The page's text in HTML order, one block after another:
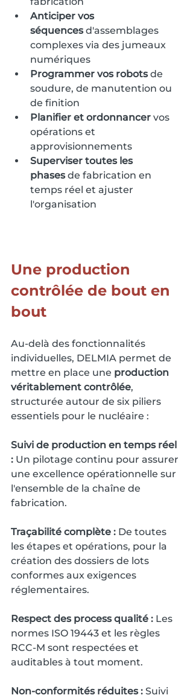
Anticiper vos
séquences d'assemblages
complexes via des jumeaux
numériques
Programmer vos robots de
soudure, de manutention ou
de finition
Planifier et ordonnancer vos
opérations et
approvisionnements
Superviser toutes les
phases de fabrication en
temps réel et ajuster
l'organisation
Une production
contrôlée de bout en
bout
Au-delà des fonctionnalités
individuelles, DELMIA permet de
mettre en place une production
véritablement contrôlée,
structurée autour de six piliers
essentiels pour le nucléaire :
Suivi de production en temps réel
: Un pilotage continu pour assurer
une excellence opérationnelle sur
l'ensemble de la chaîne de
fabrication.
Traçabilité complète : De toutes
les étapes et opérations, pour la
création des dossiers de lots
conformes aux exigences
réglementaires.
Respect des process qualité : Les
normes ISO 19443 et les règles
RCC-M sont respectées et
auditables à tout moment.
Non-conformités réduites : Suivi